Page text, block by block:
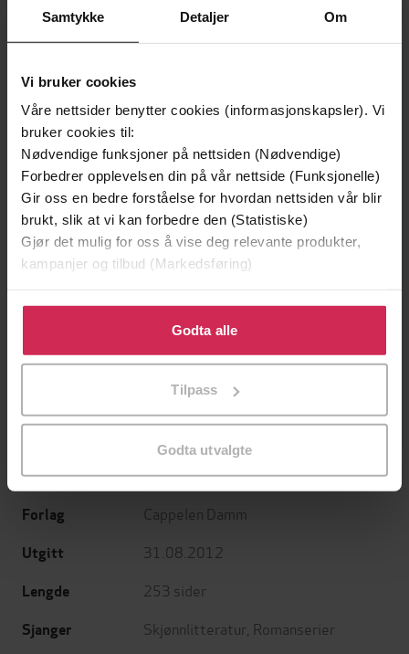
Samtykke Detaljer Om
Vi bruker cookies
Våre nettsider benytter cookies (informasjonskapsler). Vi
bruker cookies til:
Nødvendige funksjoner på nettsiden (Nødvendige)
Forbedrer opplevelsen din på vår nettside (Funksjonelle)
Gir oss en bedre forståelse for hvordan nettsiden vår blir
brukt, slik at vi kan forbedre den (Statistiske)
Gjør det mulig for oss å vise deg relevante produkter,
kampanjer og tilbud (Markedsføring)
Klikk på «Godta alle» for å gi oss ditt samtykke til å
bruke cookies for alle disse formålene. Du kan også
tilpasse ditt samtykke til spesifikke formål ved å klikke
Godta alle
Tilpass
Godta utvalgte
39,-
Forbudt lidenskap
Kitty Summers
49,-
Annikki Øvergård
Forfattere Jorunn Johansen(forfatter)
Forlag Cappelen Damm
Utgitt 31.08.2012
Lengde 253 sider
Sjanger Skjønnlitteratur Romanserier